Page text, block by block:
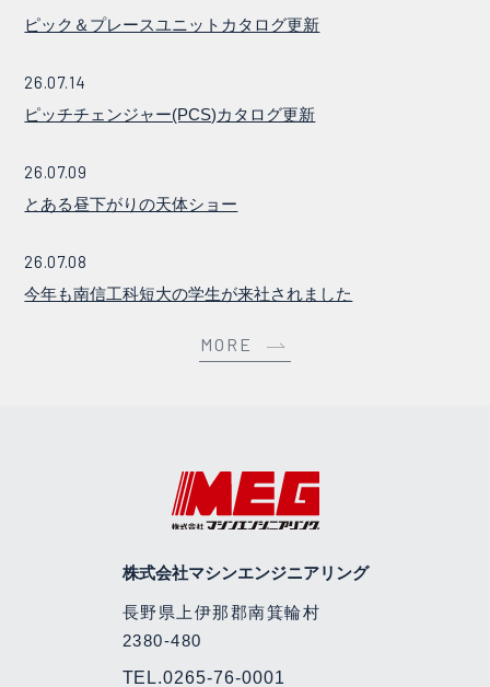
ピック＆プレースユニットカタログ更新
26.07.14
ピッチチェンジャー(PCS)カタログ更新
26.07.09
とある昼下がりの天体ショー
26.07.08
今年も南信工科短大の学生が来社されました
MORE
株式会社マシンエンジニアリング
長野県上伊那郡南箕輪村
2380-480
TEL.0265-76-0001